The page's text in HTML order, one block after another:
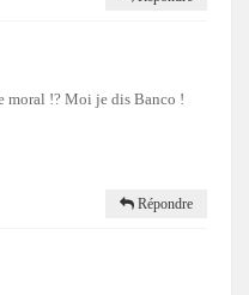
moral !? Moi je dis Banco !
Répondre